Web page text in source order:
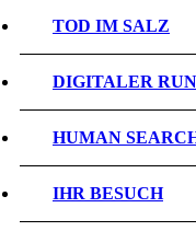
TOD IM SALZ
DIGITALER
HUMAN
IHR BESUCH